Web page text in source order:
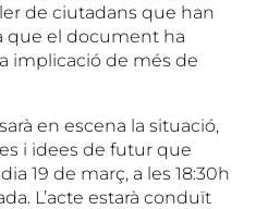
de ciutadans que han
que el document ha
implicació de més de
en escena la situació,
i idees de futur que
19 de març, a les 18:30h
L’acte estarà conduït